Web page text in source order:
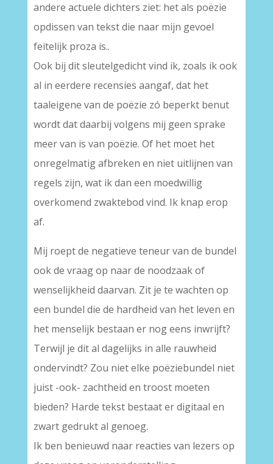
andere actuele dichters ziet: het als poëzie
opdissen van tekst die naar mijn gevoel
feitelijk proza is..
Ook bij dit sleutelgedicht vind ik, zoals ik ook
al in eerdere recensies aangaf, dat het
taaleigene van de poëzie zó beperkt benut
wordt dat daarbij volgens mij geen sprake
meer van is van poëzie. Of het moet het
onregelmatig afbreken en niet uitlijnen van
regels zijn, wat ik dan een moedwillig
overkomend zwaktebod vind. Ik knap erop
af.
Mij roept de negatieve teneur van de bundel
ook de vraag op naar de noodzaak of
wenselijkheid daarvan. Zit je te wachten op
een bundel die de hardheid van het leven en
het menselijk bestaan er nog eens inwrijft?
Terwijl je dit al dagelijks in alle rauwheid
ondervindt? Zou niet elke poëziebundel niet
juist -ook- zachtheid en troost moeten
bieden? Harde tekst bestaat er digitaal en
zwart gedrukt al genoeg.
Ik ben benieuwd naar reacties van lezers op